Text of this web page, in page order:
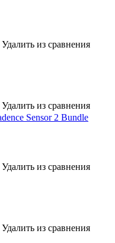
Удалить из сравнения
Удалить из сравнения
Удалить из сравнения
Удалить из сравнения